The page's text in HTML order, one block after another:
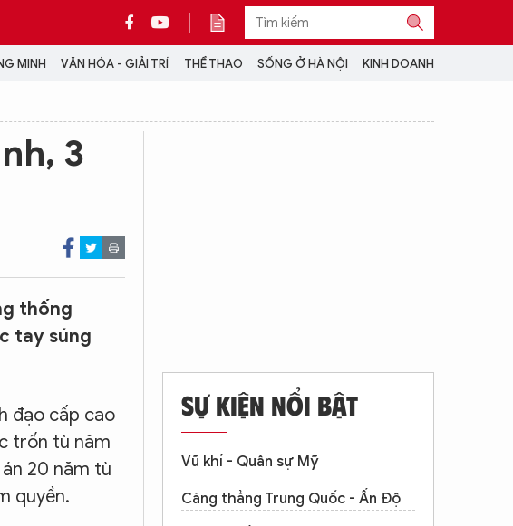
MINH VĂN HÓA - GIẢI TRÍ THỂ THAO SỐNG Ở HÀ NỘI KINH DOANH
SỰ
3
thống
tay súng
đạo cấp cao
trốn tù năm
20 năm tù
quyền.
SỰ KIỆN NỔI BẬT
Vũ khí - Quân sự Mỹ
Căng thẳng Trung Quốc - Ấn Độ